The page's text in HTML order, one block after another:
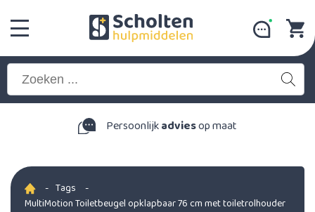
Persoonlijkadviesop maat
- Tags
-
MultiMotion Toiletbeugel opklapbaar 76 cm met toiletrolhouder